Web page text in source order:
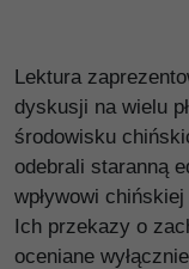
Lektura
dyskusji na wielu
środowisku
odebrali staranną
wpływowi
Ich przekazy o
oceniane